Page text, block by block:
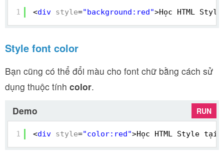
1 <div style="background:red">Học HTML
Style font color
Bạn cũng có thể đổi màu cho font chữ bằng cách sử
dụng thuộc tính color.
Demo
RUN
1 <div style="color:red">Học HTML Style